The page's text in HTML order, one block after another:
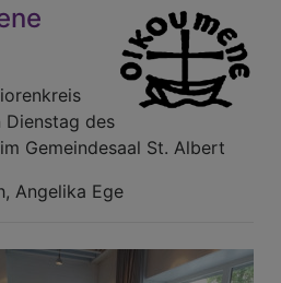
des
Gemeindesaal St. Albert
Angelika Ege